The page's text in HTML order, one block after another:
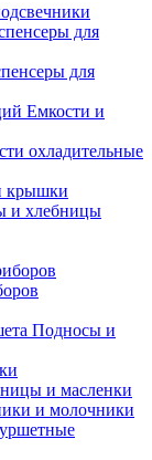
для
для
Емкости и
охладительные
крышки
и хлебницы
Подносы и
и масленки
и молочники